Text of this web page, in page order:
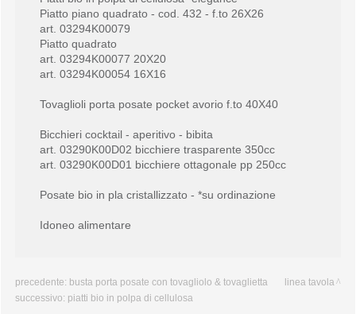
Piatto piano quadrato - cod. 432 - f.to 26X26
art. 03294K00079
Piatto quadrato
art. 03294K00077 20X20
art. 03294K00054 16X16
Tovaglioli porta posate pocket avorio f.to 40X40
Bicchieri cocktail - aperitivo - bibita
art. 03290K00D02 bicchiere trasparente 350cc
art. 03290K00D01 bicchiere ottagonale pp 250cc
Posate bio in pla cristallizzato - *su ordinazione
Idoneo alimentare
precedente: busta porta posate con tovagliolo & tovaglietta
successivo: piatti bio in polpa di cellulosa
linea tavola